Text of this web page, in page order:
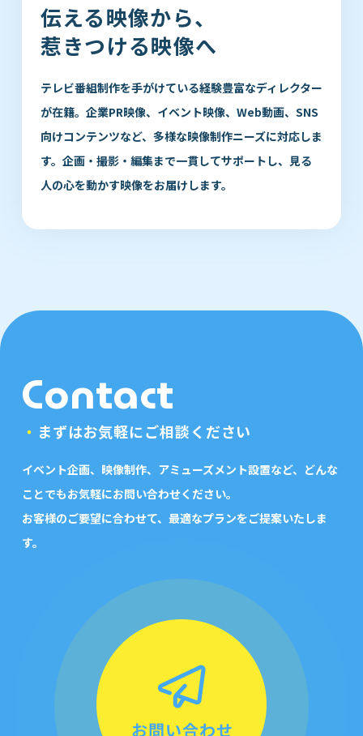
伝える映像から、
惹きつける映像へ
テレビ番組制作を手がけている経験豊富なディレクター
が在籍。企業PR映像、イベント映像、Web動画、SNS
向けコンテンツなど、多様な映像制作ニーズに対応しま
す。企画・撮影・編集まで一貫してサポートし、見る
人の心を動かす映像をお届けします。
Contact
・ まずはお気軽にご相談ください
イベント企画、映像制作、アミューズメント設置など、 どんな
ことでもお気軽にお問い合わせください。
お客様のご要望に合わせて、最適なプランをご提案いたしま
す。